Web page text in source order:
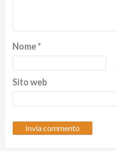
Nome*
Sito web